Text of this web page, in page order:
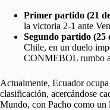
Primer partido (21
la victoria 2-1 ante
Segundo partido (25
Chile, en un duelo
CONMEBOL rumbo
Actualmente, Ecuador
clasificación, acercándose
Mundo, con Pacho como un